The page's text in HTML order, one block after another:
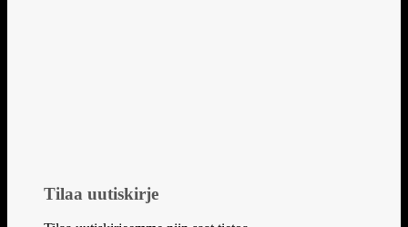
Tilaa uutiskirje